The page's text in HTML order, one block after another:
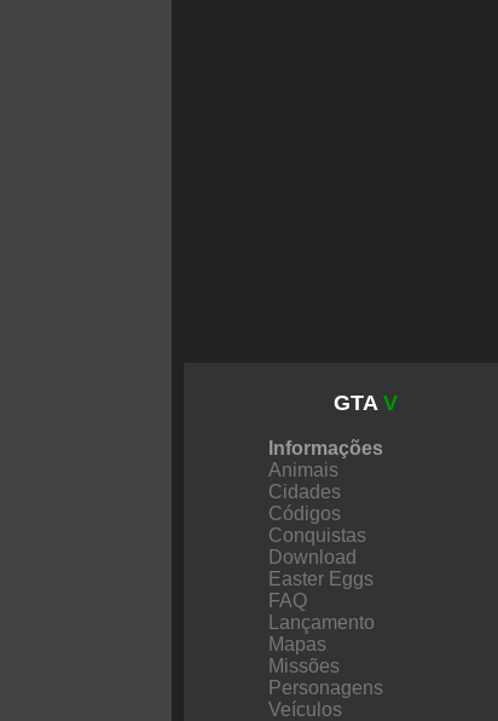
GTA V
Informações
Animais
Cidades
Códigos
Conquistas
Download
Easter Eggs
FAQ
Lançamento
Mapas
Missões
Personagens
Veículos